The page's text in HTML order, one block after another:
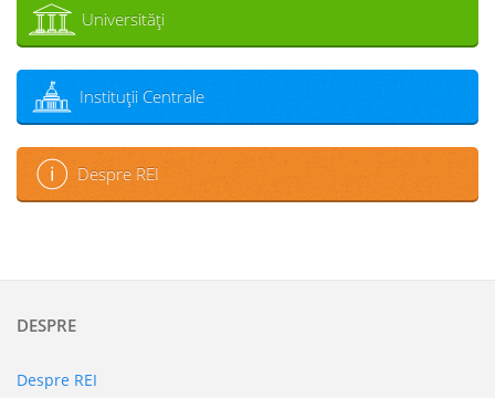
Universităţi
Instituţii Centrale
Despre REI
DESPRE
Despre REI